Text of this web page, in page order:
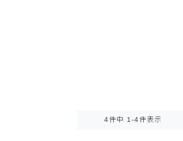
4件中 1-4件表示